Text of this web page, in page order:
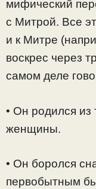
мифический
с Митрой. Все
и к Митре
воскрес через
самом деле
• Он родился из
женщины.
• Он боролся
первобытным